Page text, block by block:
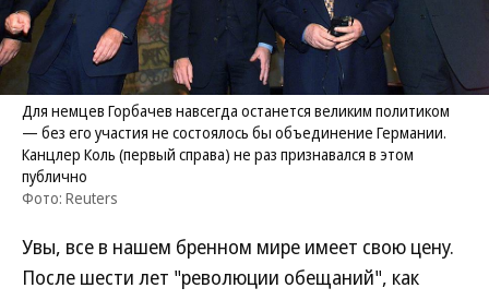
Для немцев Горбачев навсегда останется великим политиком
— без его участия не состоялось бы объединение Германии.
Канцлер Коль (первый справа) не раз признавался в этом
публично
Фото: Reuters
Увы, все в нашем бренном мире имеет свою цену.
После шести лет "революции обещаний", как